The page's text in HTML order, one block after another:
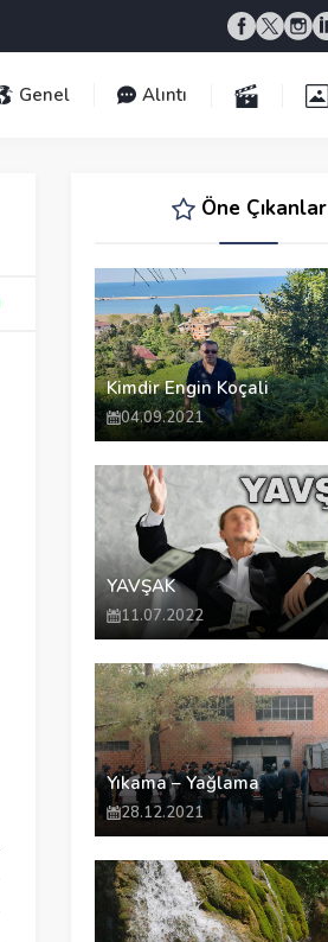
Genel Alıntı
Öne Çıkanlar
Kimdir Engin Koçali
04.09.2021
YAVŞAK
11.07.2022
Yıkama – Yağlama
28.12.2021